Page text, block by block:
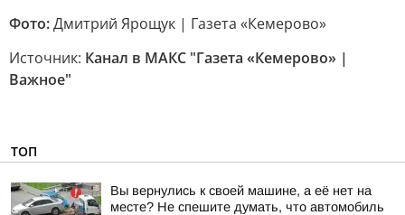
Фото:Дмитрий Ярощук | Газета «Кемерово»
Источник: Канал в МАКС "Газета «Кемерово» |
Важное"
ТОП
Вы вернулись к своей машине, а её нет на
месте? Не спешите думать, что автомобиль